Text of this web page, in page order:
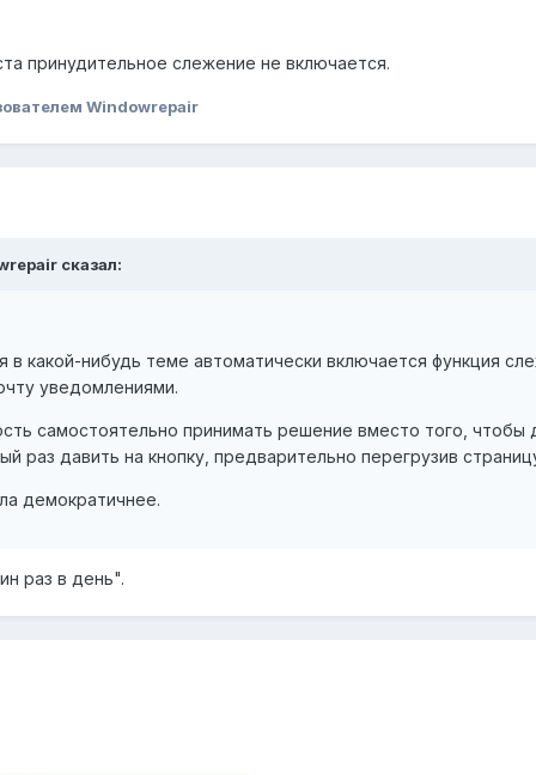
принудительное слежение не включается.
Windowrepair
сказал:
в какой-нибудь теме автоматически включается функция
уведомлениями.
самостоятельно принимать решение вместо того, чтобы
раз давить на кнопку, предварительно перегрузив
демократичнее.
раз в день".